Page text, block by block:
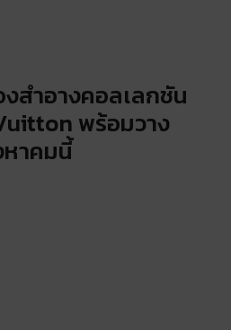
สำอางคอลเลกชัน
พร้อมวาง
าคมนี้